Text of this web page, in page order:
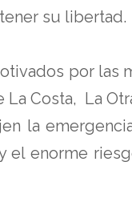
su libertad.
por las
Costa, La
la
el enorme